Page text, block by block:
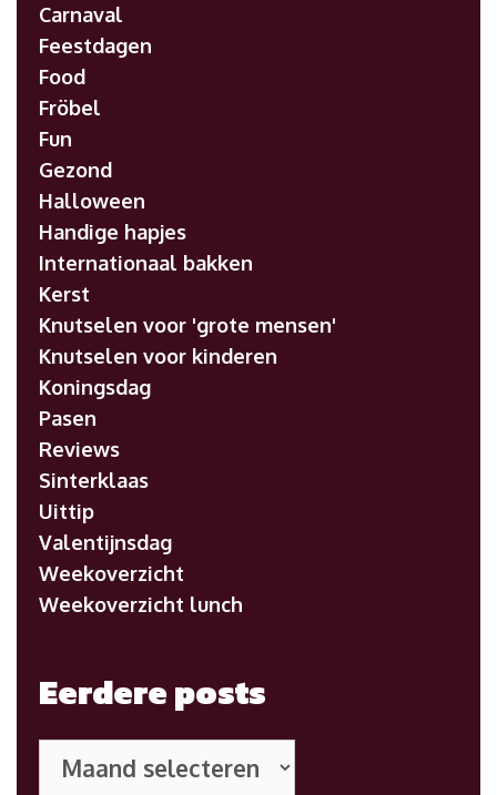
Carnaval
Feestdagen
Food
Fröbel
Fun
Gezond
Halloween
Handige hapjes
Internationaal bakken
Kerst
Knutselen voor 'grote mensen'
Knutselen voor kinderen
Koningsdag
Pasen
Reviews
Sinterklaas
Uittip
Valentijnsdag
Weekoverzicht
Weekoverzicht lunch
Eerdere posts
posts